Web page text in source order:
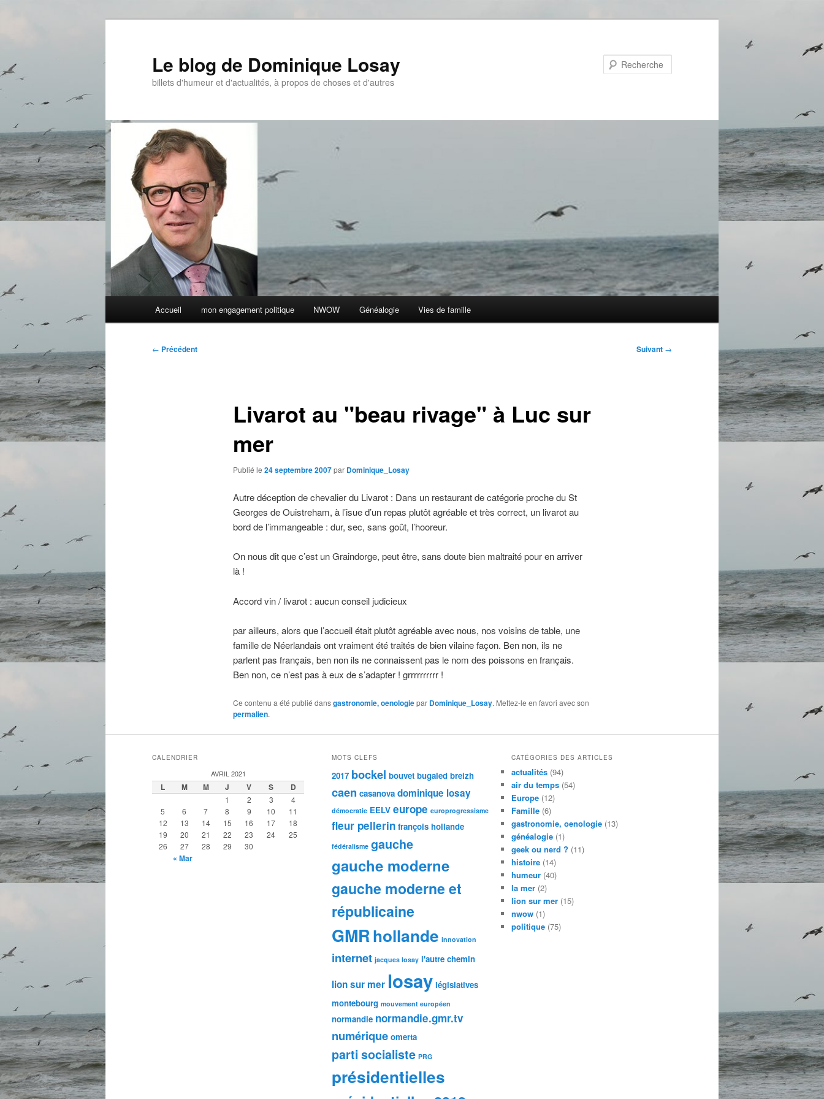
Le blog de Dominique Losay
billets d'humeur et d'actualités, à propos de choses et d'autres
Accueil mon engagement politique NWOW Généalogie Vies de famille
Navigation
← Précédent Suivant →
Livarot au "beau rivage" à Luc sur
mer
Publié le 24 septembre 2007par Dominique_Losay
Autre déception de chevalier du Livarot : Dans un restaurant de catégorie proche du St
Georges de Ouistreham, à l’isue d’un repas plutôt agréable et très correct, un livarot au
bord de l’immangeable : dur, sec, sans goût, l’hooreur.
On nous dit que c’est un Graindorge, peut être, sans doute bien maltraité pour en arriver
là !
Accord vin / livarot : aucun conseil judicieux
par ailleurs, alors que l’accueil était plutôt agréable avec nous, nos voisins de table, une
famille de Néerlandais ont vraiment été traités de bien vilaine façon. Ben non, ils ne
parlent pas français, ben non ils ne connaissent pas le nom des poissons en français.
Ben non, ce n’est pas à eux de s’adapter ! grrrrrrrrrr !
Ce contenu a été publié dansgastronomie, oenologiepar Dominique_Losay. Mettez-le en favori avec son
permalien.
CALENDRIER
AVRIL 2021
L M M J V S D
1 2 3
4
5
6 7 8 9 10
11
12
13 14 15 16 17
18
19
20 21 22 23 24
25
26
27 28 29 30
« Mar
MOTS CLEFS
2017 bockel bouvet bugaled breizh
caen casanova dominique losay
démocratie EELV europe europrogressisme
fleur pellerin françois hollande
fédéralisme gauche
gauche moderne
gauche moderne et
républicaine
GMRhollande innovation
internet jacques losay l'autre chemin
lion sur mer losay législatives
montebourg mouvement européen
normandie normandie.gmr.tv
numérique omerta
parti socialiste PRG
présidentielles
CATÉGORIES DES ARTICLES
actualités(94)
air du temps(54)
Europe(12)
Famille(6)
gastronomie, oenologie(13)
généalogie(1)
geek ou nerd ? (11)
histoire(14)
humeur(40)
la mer(2)
lion sur mer(15)
nwow(1)
politique(75)